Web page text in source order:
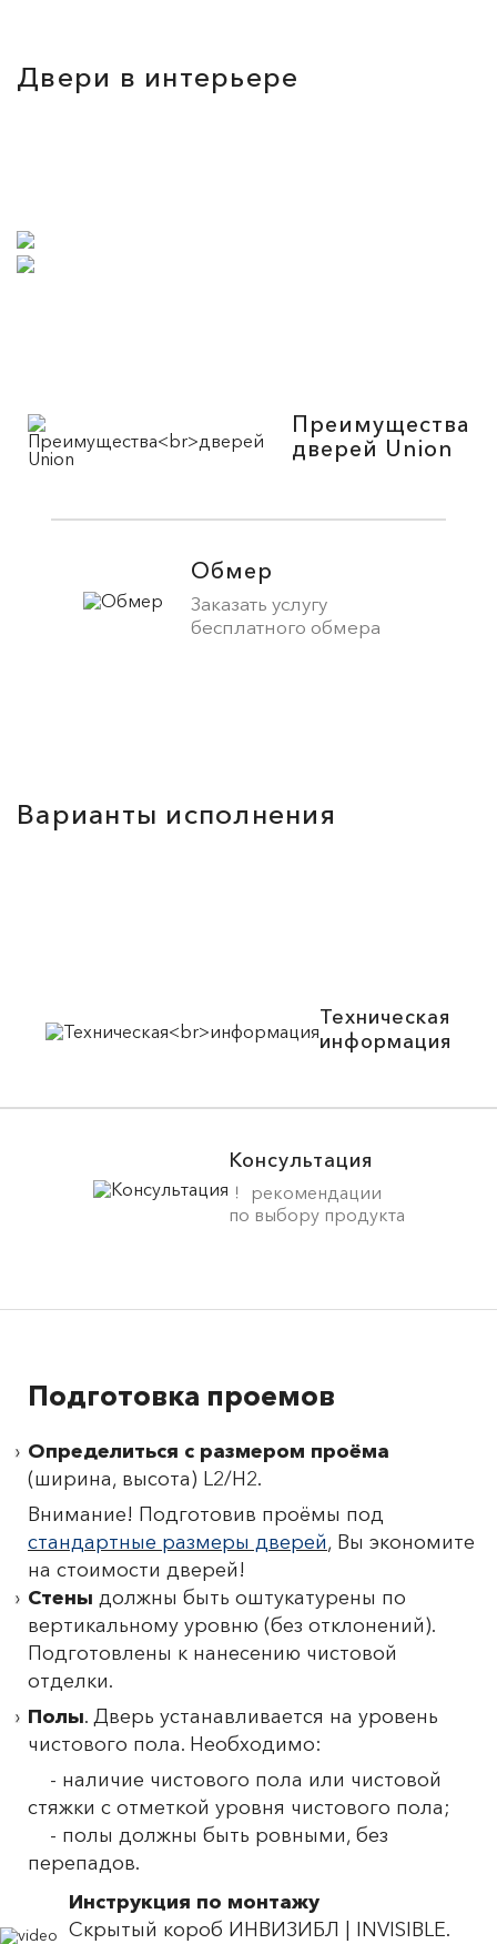
Двери в интерьере
Преимущества
дверей Union
Обмер
Заказать услугу
бесплатного обмера
Варианты исполнения
Техническая
информация
Консультация
рекомендации
по выбору продукта
Подготовка проемов
Определиться с размером проёма
(ширина, высота) L2/H2.
Внимание! Подготовив проёмы под
стандартные размеры дверей, Вы экономите
на стоимости дверей!
Стены должны быть оштукатурены по
вертикальному уровню (без отклонений).
Подготовлены к нанесению чистовой
отделки.
Полы. Дверь устанавливается на уровень
чистового пола. Необходимо:
- наличие чистового пола или чистовой
стяжки с отметкой уровня чистового пола;
- полы должны быть ровными, без
перепадов.
Инструкция по монтажу
Скрытый короб ИНВИЗИБЛ | INVISIBLE.